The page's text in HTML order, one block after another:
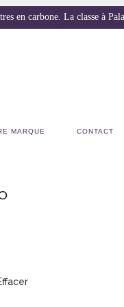
en carbone. La classe à
MARQUE CONTACT